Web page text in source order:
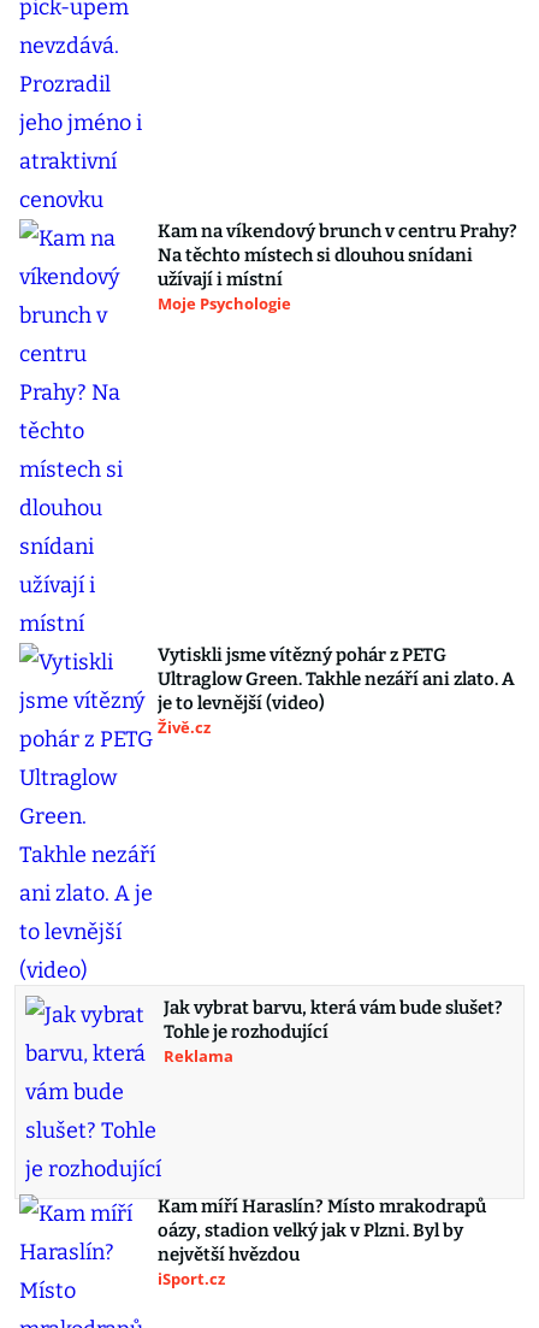
Kam na víkendový brunch v centru Prahy?
Na těchto místech si dlouhou snídani
užívají i místní
Moje Psychologie
Vytiskli jsme vítězný pohár z PETG
Ultraglow Green. Takhle nezáří ani zlato. A
je to levnější (video)
Živě.cz
Jak vybrat barvu, která vám bude slušet?
Tohle je rozhodující
Reklama
Kam míří Haraslín? Místo mrakodrapů
oázy, stadion velký jak v Plzni. Byl by
největší hvězdou
iSport.cz